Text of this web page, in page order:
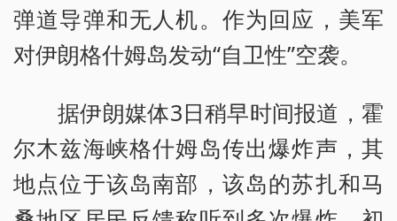
弹道导弹和无人机。作为回应，美军
对伊朗格什姆岛发动“自卫性”空袭。
据伊朗媒体3日稍早时间报道，霍
尔木兹海峡格什姆岛传出爆炸声，其
地点位于该岛南部，该岛的苏扎和马